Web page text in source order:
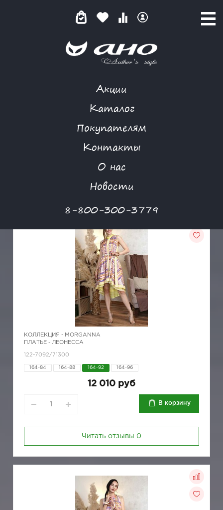
Акции
Каталог
Покупателям
Контакты
О нас
Новости
8-800-300-3779
КАТАЛОГ ТОВАРОВ
КОЛЛЕКЦИЯ - MORGANNA
ПЛАТЬЕ - ЛЕОНЕССА
122-7092/71300
164-84 164-88 164-92 164-96
12 010 руб
В корзину
Читать отзывы 0